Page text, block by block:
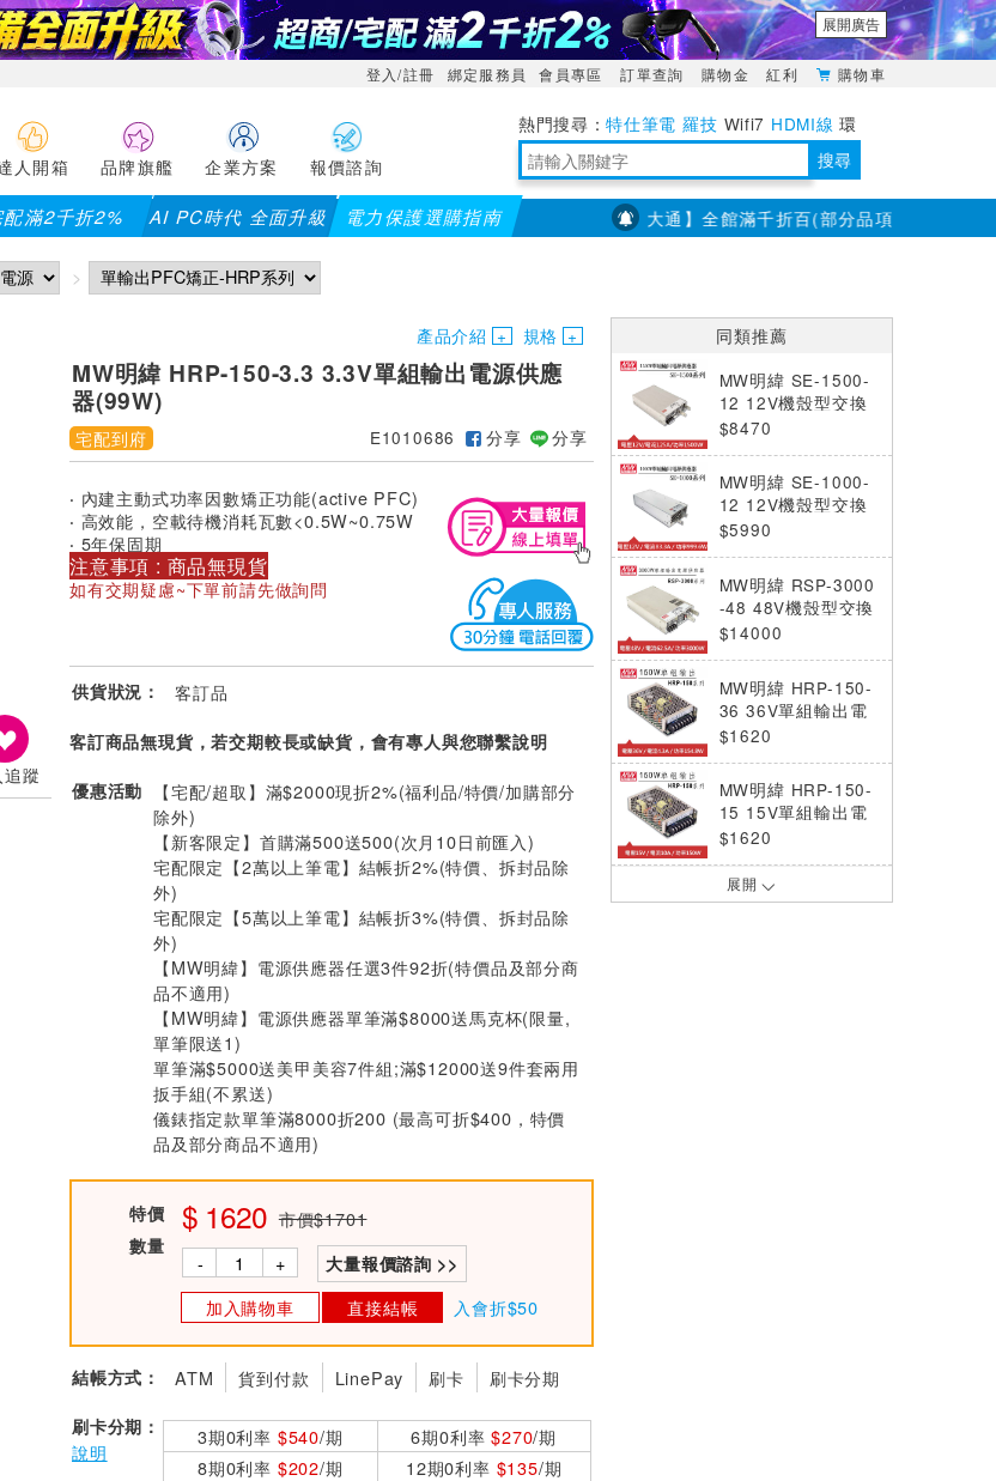
展開廣告
登入/註冊 綁定服務員 會員專區 訂單查詢 購物金 紅利 購物車
人開箱 品牌旗艦 企業方案 報價諮詢
特仕筆電 羅技 Wifi7 HDMI線 環
境量測 明緯POWER 搜尋
配滿2千折2% AI PC時代 全面升級 電力保護選購指南 【PX大通】全館滿千折百(部分品項不適用，滿2千
蹤
產品介紹 規格
MW明緯 HRP-150-3.3 3.3V單組輸出電源供應
器(99W)
宅配到府 E1010686 分享 分享
‧ 內建主動式功率因數矯正功能(active PFC)
‧ 高效能，空載待機消耗瓦數<0.5W~0.75W
‧ 5年保固期
注意事項 : 商品無現貨
如有交期疑慮~下單前請先做詢問
供貨狀況： 客訂品
客訂商品無現貨，若交期較長或缺貨，會有專人與您聯繫說明
優惠活動
【宅配/超取】滿$2000現折2%(福利品/特價/加購部分
除外)
【新客限定】首購滿500送500(次月10日前匯入)
宅配限定【2萬以上筆電】結帳折2%(特價、拆封品除
外)
宅配限定【5萬以上筆電】結帳折3%(特價、拆封品除
外)
【MW明緯】電源供應器任選3件92折(特價品及部分商
品不適用)
【MW明緯】電源供應器單筆滿$8000送馬克杯(限量,
單筆限送1)
單筆滿$5000送美甲美容7件組;滿$12000送9件套兩用
扳手組(不累送)
儀錶指定款單筆滿8000折200 (最高可折$400，特價
品及部分商品不適用)
特價 1620 市價$1701
數量
- + 大量報價諮詢 >>
加入購物車 直接結帳 入會折$50
結帳方式： ATM 貨到付款 LinePay 刷卡 刷卡分期
刷卡分期：
說明
3期0利率 $540/期 6期0利率$270/期
8期0利率 $202/期 12期0利率 $135/期
同類推薦
MW明緯 SE-1500-
12 12V機殼型交換
式電源供應器 (150
$8470
MW明緯 SE-1000-
12 12V機殼型交換
式電源供應器 (100
$5990
MW明緯 RSP-3000
-48 48V機殼型交換
式電源供應器 (300
$14000
MW明緯 HRP-150-
36 36V單組輸出電
源供應器(154.8W)
$1620
MW明緯 HRP-150-
15 15V單組輸出電
源供應器(150W)
$1620
MW明緯 HRP-150-
展開